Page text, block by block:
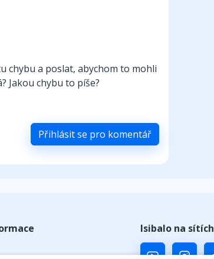
chybu a poslat, abychom to mohli
Jakou chybu to píše?
Přihlásit se pro komentář
Isibalo na sítích